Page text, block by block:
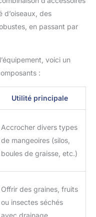
d’oiseaux, des
en passant par
voici un
:
Utilité principale
Accrocher divers types
de mangeoires (silos,
boules de graisse, etc.)
Offrir des graines, fruits
ou insectes séchés